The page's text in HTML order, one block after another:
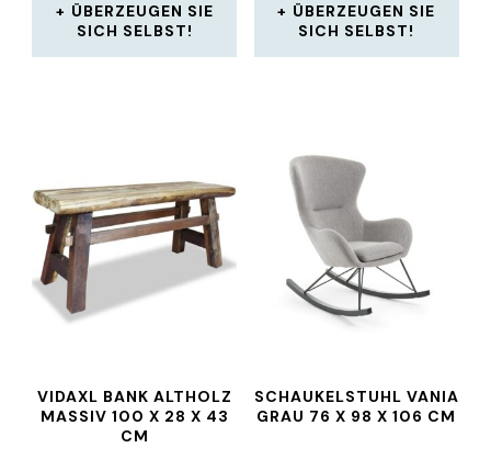
ÜBERZEUGEN SIE
SICH SELBST!
ÜBERZEUGEN SIE
SICH SELBST!
VIDAXL BANK ALTHOLZ
MASSIV 100 X 28 X 43
CM
SCHAUKELSTUHL VANIA
GRAU 76 X 98 X 106 CM